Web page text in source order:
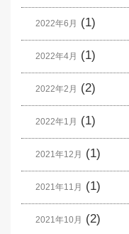
2022年6月 (1)
2022年4月 (1)
2022年2月 (2)
2022年1月 (1)
2021年12月 (1)
2021年11月 (1)
2021年10月 (2)